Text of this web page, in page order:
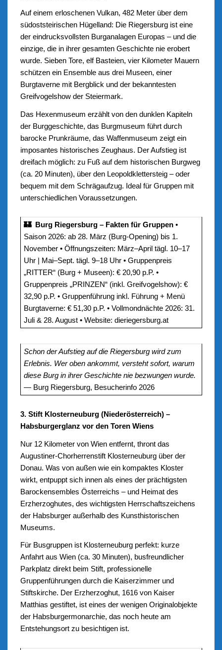
Auf einem erloschenen Vulkan, 482 Meter über dem
südoststeirischen Hügelland: Die Riegersburg ist eine
der eindrucksvollsten Burganalagen Europas – und die
einzige, die in ihrer gesamten Geschichte nie erobert
wurde. Sieben Tore, elf Basteien, vier Kilometer Mauern
schützen ein Ensemble aus drei Museen, einer
Burgtaverne mit Bergblick und der bekanntesten
Greifvogelshow der Steiermark.
Das Hexenmuseum erzählt von den dunklen Kapiteln
der Burggeschichte, das Burgmuseum führt durch
barocke Prunkräume, das Waffenmuseum zeigt ein
imposantes historisches Zeughaus. Der Aufstieg ist
dreifach möglich: zu Fuß auf dem historischen Burgweg
(ca. 20 Minuten), über den Leopoldklettersteig – oder
bequem mit dem Schrägaufzug. Ideal für Gruppen mit
unterschiedlichen Voraussetzungen.
🏰 Burg Riegersburg – Fakten für Gruppen•
Saison 2026: ab 28. März (Burg-Opening) bis 1.
November • Öffnungszeiten: März–April tägl. 10–17
Uhr | Mai–Sept. tägl. 9–18 Uhr • Gruppenpreis
„RITTER“ (Burg + Museen): € 20,90 p.P. •
Gruppenpreis „PRINZEN“ (inkl. Greifvogelshow): €
32,90 p.P. • Gruppenführung inkl. Führung + Menü
Burgtaverne: € 51,30 p.P. • Vollmondnächte 2026: 31.
Juli & 28. August • Website: dieriegersburg.at
Schon der Aufstieg auf die Riegersburg wird zum
Erlebnis. Wer oben ankommt, versteht sofort, warum
diese Burg in ihrer Geschichte nie bezwungen wurde.
— Burg Riegersburg, Besucherinfo 2026
3. Stift Klosterneuburg (Niederösterreich) –
Habsburgerglanz vor den Toren Wiens
Nur 12 Kilometer von Wien entfernt, thront das
Augustiner-Chorherrenstift Klosterneuburg über der
Donau. Was von außen wie ein kompaktes Kloster
wirkt, entpuppt sich innen als eines der prächtigsten
Barockensembles Österreichs – und Heimat des
Erzherzoghutes, des wichtigsten Herrschaftszeichens
der Habsburger außerhalb des Kunsthistorischen
Museums.
Für Busgruppen ist Klosterneuburg perfekt: kurze
Anfahrt aus Wien (ca. 30 Minuten), busfreundlicher
Parkplatz direkt beim Stift, professionelle
Gruppenführungen durch die Kaiserzimmer und
Stiftskirche. Der Erzherzoghut, 1616 von Kaiser
Matthias gestiftet, ist eines der wenigen Originalobjekte
der Habsburgermonarchie, das noch heute am
Entstehungsort zu besichtigen ist.